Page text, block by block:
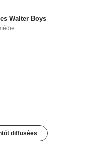
Walter Boys
diffusées